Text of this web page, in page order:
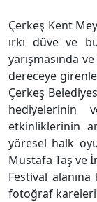
Çerkeş Kent
ırkı düve ve
yarışmasında
dereceye
Çerkeş
etkinliklerinin
yöresel halk
Mustafa Taş ve
Festival
fotoğraf